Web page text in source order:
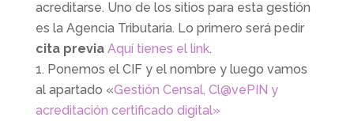
acreditarse. Uno de los sitios para esta gestión
es la Agencia Tributaria. Lo primero será pedir
cita previa Aquí tienes el link.
Ponemos el CIF y el nombre y luego vamos
al apartado «Gestión Censal, Cl@vePIN y
acreditación certificado digital»